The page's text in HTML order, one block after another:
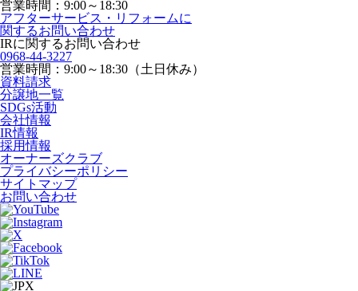
営業時間：9:00～18:30
アフターサービス・リフォームに
関するお問い合わせ
IRに関するお問い合わせ
0968-44-3227
営業時間：9:00～18:30（土日休み）
資料請求
分譲地一覧
SDGs活動
会社情報
IR情報
採用情報
オーナーズクラブ
プライバシーポリシー
サイトマップ
お問い合わせ